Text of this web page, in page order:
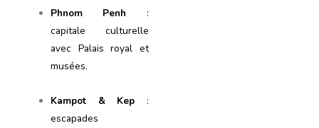
Phnom Penh :
capitale culturelle
avec Palais royal et
musées.
Kampot & Kep :
escapades